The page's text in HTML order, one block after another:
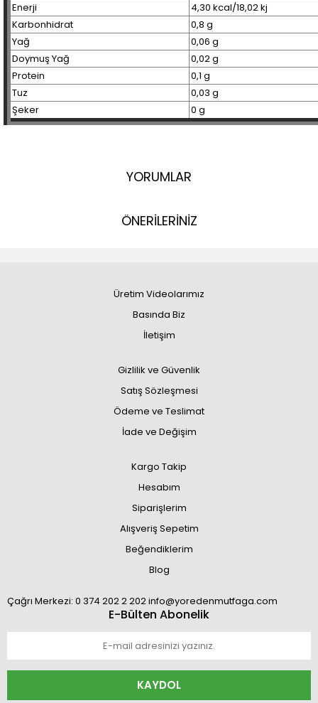
Enerji
4,30 kcal/18,02 kj
Karbonhidrat
0,8 g
Yağ
0,06 g
Doymuş Yağ
0,02 g
Protein
0,1 g
Tuz
0,03 g
Şeker
0 g
YORUMLAR
ÖNERİLERİNİZ
Üretim Videolarımız
Basında Biz
İletişim
Gizlilik ve Güvenlik
Satış Sözleşmesi
Ödeme ve Teslimat
İade ve Değişim
Kargo Takip
Hesabım
Siparişlerim
Alışveriş Sepetim
Beğendiklerim
Blog
Çağrı Merkezi: 0 374 202 2 202 info@yoredenmutfaga.com
E-Bülten Abonelik
KAYDOL